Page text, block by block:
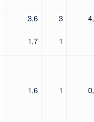
3,6 3
1,7 1
1,6 1